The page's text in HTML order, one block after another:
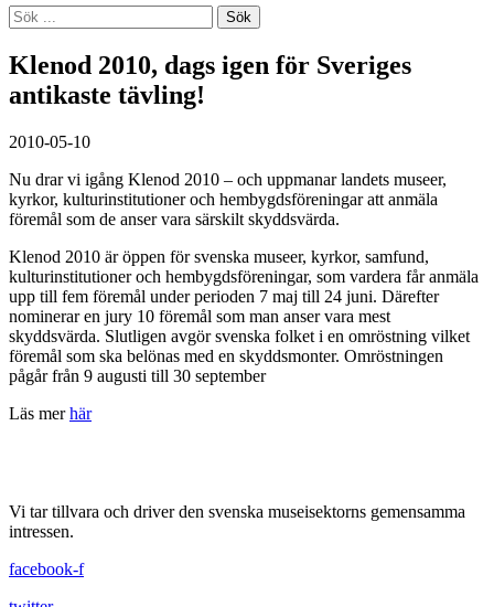
Sök
Klenod 2010, dags igen för Sveriges
antikaste tävling!
2010-05-10
Nu drar vi igång Klenod 2010 – och uppmanar landets museer,
kyrkor, kulturinstitutioner och hembygdsföreningar att anmäla
föremål som de anser vara särskilt skyddsvärda.
Klenod 2010 är öppen för svenska museer, kyrkor, samfund,
kulturinstitutioner och hembygdsföreningar, som vardera får anmäla
upp till fem föremål under perioden 7 maj till 24 juni. Därefter
nominerar en jury 10 föremål som man anser vara mest
skyddsvärda. Slutligen avgör svenska folket i en omröstning vilket
föremål som ska belönas med en skyddsmonter. Omröstningen
pågår från 9 augusti till 30 september
Läs merhär
Vi tar tillvara och driver den svenska museisektorns gemensamma
intressen.
facebook-f